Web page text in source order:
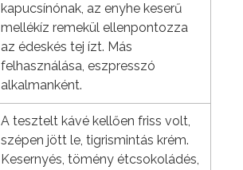
kapucsínónak, az enyhe keserű
mellékíz remekül ellenpontozza
az édeskés tej ízt. Más
felhasználása, eszpresszó
alkalmanként.
A tesztelt kávé kellően friss volt,
szépen jött le, tigrismintás krém.
Kesernyés, tömény étcsokoládés,